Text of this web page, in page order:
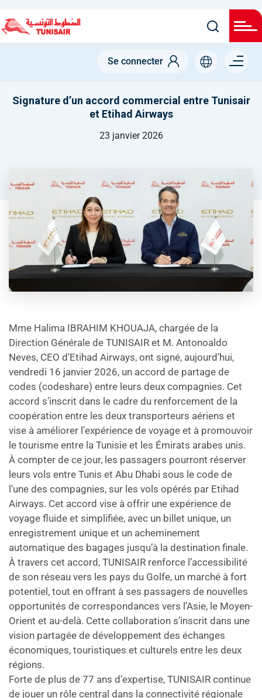
All
in
One
shortcut
activates
screen
reader
help
you
navigate
and
the
content.
Se connecter Menu right
Signature d’un accord commercial entre Tunisair
et Etihad Airways
23 janvier 2026
Mme Halima IBRAHIM KHOUAJA, chargée de la
Direction Générale de TUNISAIR et M. Antonoaldo
Neves, CEO d’Etihad Airways, ont signé, aujourd’hui,
vendredi 16 janvier 2026, un accord de partage de
codes (codeshare) entre leurs deux compagnies. Cet
accord s’inscrit dans le cadre du renforcement de la
coopération entre les deux transporteurs aériens et
vise à améliorer l’expérience de voyage et à promouvoir
le tourisme entre la Tunisie et les Émirats arabes unis.
À compter de ce jour, les passagers pourront réserver
leurs vols entre Tunis et Abu Dhabi sous le code de
l’une des compagnies, sur les vols opérés par Etihad
Airways. Cet accord vise à offrir une expérience de
voyage fluide et simplifiée, avec un billet unique, un
enregistrement unique et un acheminement
automatique des bagages jusqu’à la destination finale.
À travers cet accord, TUNISAIR renforce l’accessibilité
de son réseau vers les pays du Golfe, un marché à fort
potentiel, tout en offrant à ses passagers de nouvelles
opportunités de correspondances vers l’Asie, le Moyen-
Orient et au-delà. Cette collaboration s’inscrit dans une
vision partagée de développement des échanges
économiques, touristiques et culturels entre les deux
régions.
Forte de plus de 77 ans d’expertise, TUNISAIR continue
de jouer un rôle central dans la connectivité régionale